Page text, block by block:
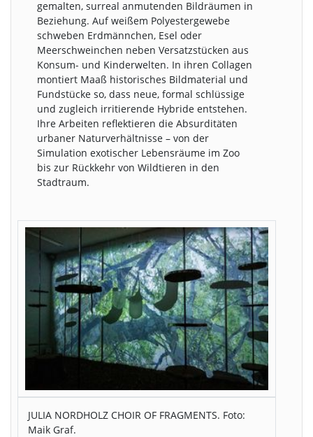
gemalten, surreal anmutenden Bildräumen in
Beziehung. Auf weißem Polyestergewebe
schweben Erdmännchen, Esel oder
Meerschweinchen neben Versatzstücken aus
Konsum- und Kinderwelten. In ihren Collagen
montiert Maaß historisches Bildmaterial und
Fundstücke so, dass neue, formal schlüssige
und zugleich irritierende Hybride entstehen.
Ihre Arbeiten reflektieren die Absurditäten
urbaner Naturverhältnisse – von der
Simulation exotischer Lebensräume im Zoo
bis zur Rückkehr von Wildtieren in den
Stadtraum.
JULIA NORDHOLZ CHOIR OF FRAGMENTS. Foto:
Maik Graf.